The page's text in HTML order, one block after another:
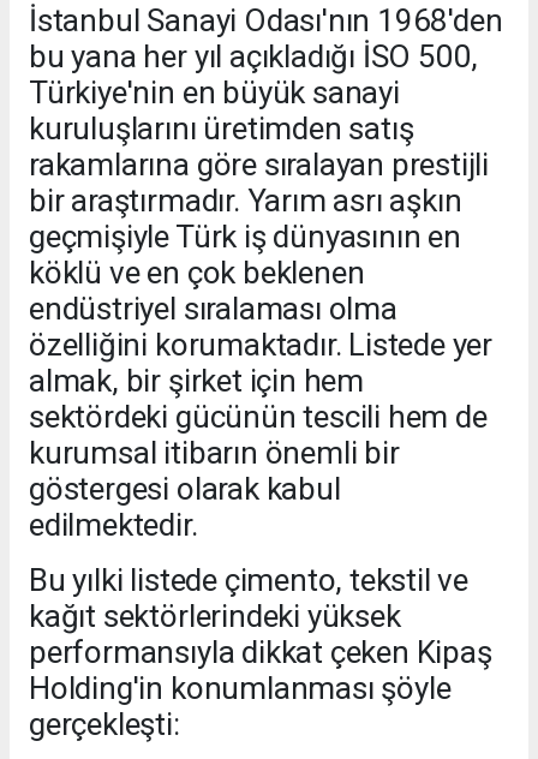
İstanbul Sanayi Odası'nın 1968'den
bu yana her yıl açıkladığı İSO 500,
Türkiye'nin en büyük sanayi
kuruluşlarını üretimden satış
rakamlarına göre sıralayan prestijli
bir araştırmadır. Yarım asrı aşkın
geçmişiyle Türk iş dünyasının en
köklü ve en çok beklenen
endüstriyel sıralaması olma
özelliğini korumaktadır. Listede yer
almak, bir şirket için hem
sektördeki gücünün tescili hem de
kurumsal itibarın önemli bir
göstergesi olarak kabul
edilmektedir.
Bu yılki listede çimento, tekstil ve
kağıt sektörlerindeki yüksek
performansıyla dikkat çeken Kipaş
Holding'in konumlanması şöyle
gerçekleşti: